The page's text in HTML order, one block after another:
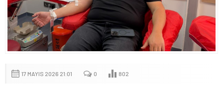
17 MAYIS 2026 21:01 0 802